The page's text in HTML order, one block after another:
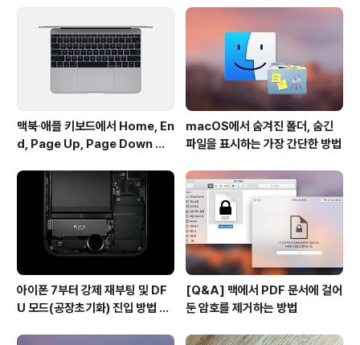
상품: 아이튠스 기프트카드 $20 • 강경원님 - moviema
ke***@gmail.com 상품: 아이튠스 기프트카드 $20 •
이찬미님 - ae***@..
맥북∙애플 키보드에서 Home, En
d, Page Up, Page Down 키
macOS에서 숨겨진 폴더, 숨긴
파일을 표시하는 가장 간단한 방법
아이폰 7부터 강제 재부팅 및 DF
U 모드(공장초기화) 진입 방법 변
[Q&A] 맥에서 PDF 문서에 걸어
둔 암호를 제거하는 방법